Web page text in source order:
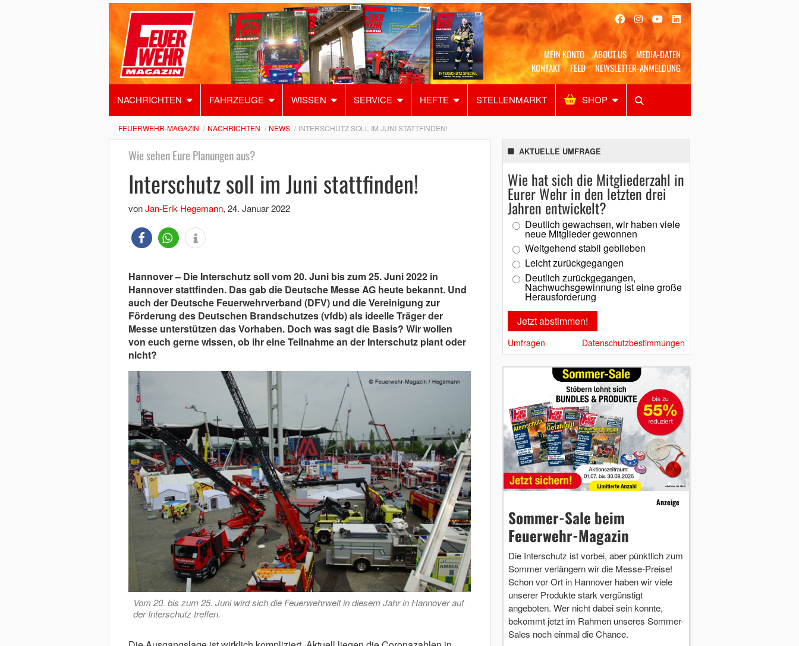
MEIN KONTO ABOUT US
MEDIA-DATEN
KONTAKT
FEED NEWSLETTER-ANMELDUNG
NACHRICHTEN FAHRZEUGE WISSEN SERVICE HEFTE STELLENMARKT SHOP
Alles Shop SUCHEN
FEUERWEHR-MAGAZIN NACHRICHTEN NEWS INTERSCHUTZ SOLL IM JUNI STATTFINDEN!
Wie sehen Eure Planungen aus?
Interschutz soll im Juni stattfinden!
vonJan-Erik Hegemann, 24. Januar 2022
Hannover – Die Interschutz soll vom 20. Juni bis zum 25. Juni 2022 in
Hannover stattfinden. Das gab die Deutsche Messe AG heute bekannt. Und
auch der Deutsche Feuerwehrverband (DFV) und die Vereinigung zur
Förderung des Deutschen Brandschutzes (vfdb) als ideelle Träger der
Messe unterstützen das Vorhaben. Doch was sagt die Basis? Wir wollen
von euch gerne wissen, ob ihr eine Teilnahme an der Interschutz plant oder
nicht?
Vom 20. bis zum 25. Juni wird sich die Feuerwehrwelt in diesem Jahr in Hannover auf
der Interschutz treffen.
AKTUELLE UMFRAGE
Wie hat sich die Mitgliederzahl in
Eurer Wehr in den letzten drei
Jahren entwickelt?
Deutlich gewachsen, wir haben viele
neue Mitglieder gewonnen
Weitgehend stabil geblieben
Leicht zurückgegangen
Deutlich zurückgegangen,
Nachwuchsgewinnung ist eine große
Herausforderung
Umfragen Datenschutzbestimmungen
Anzeige
Sommer-Sale beim
Feuerwehr-Magazin
Die Interschutz ist vorbei, aber pünktlich zum
Sommer verlängern wir die Messe-Preise!
Schon vor Ort in Hannover haben wir viele
unserer Produkte stark vergünstigt
angeboten. Wer nicht dabei sein konnte,
bekommt jetzt im Rahmen unseres Sommer-
Sales noch einmal die Chance.